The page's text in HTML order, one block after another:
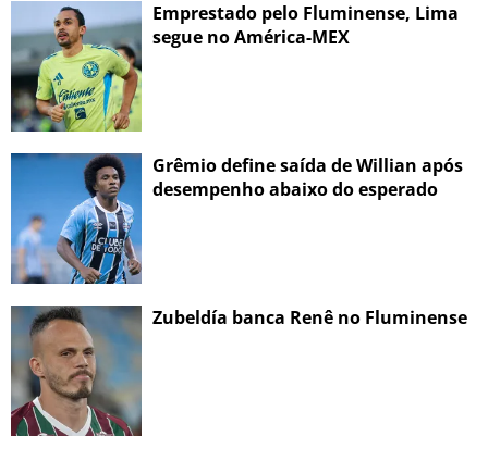
Emprestado pelo Fluminense, Lima
segue no América-MEX
Grêmio define saída de Willian após
desempenho abaixo do esperado
Zubeldía banca Renê no Fluminense